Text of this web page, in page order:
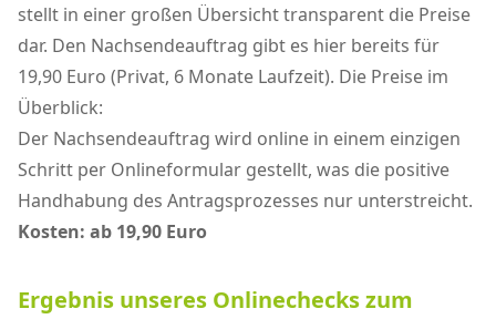
stellt in einer großen Übersicht transparent die Preise
dar. Den Nachsendeauftrag gibt es hier bereits für
19,90 Euro (Privat, 6 Monate Laufzeit). Die Preise im
Überblick:
Der Nachsendeauftrag wird online in einem einzigen
Schritt per Onlineformular gestellt, was die positive
Handhabung des Antragsprozesses nur unterstreicht.
Kosten: ab 19,90 Euro
Ergebnis unseres Onlinechecks zum